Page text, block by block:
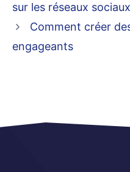
sur les réseaux sociaux
Comment créer
engageants